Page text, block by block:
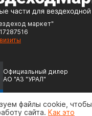
маркет"
Официальный дилер
АО "АЗ "УРАЛ"
Официальный дилер
ПАО "Автодизель" (ЯМЗ)
файлы cookie, чтобы
сайта. Как это